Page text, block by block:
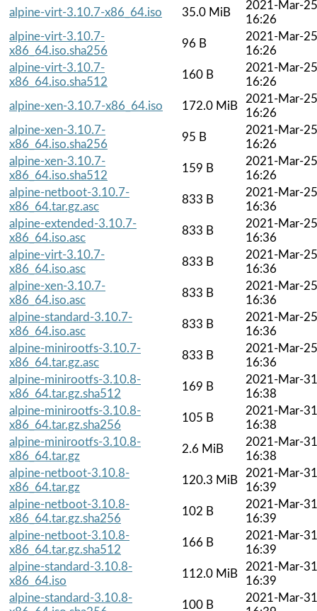
alpine-virt-3.10.7-x86_64.iso 35.0 MiB
2021-Mar-25
16:26
alpine-virt-3.10.7-
x86_64.iso.sha256
96 B
2021-Mar-25
16:26
alpine-virt-3.10.7-
x86_64.iso.sha512
160 B
2021-Mar-25
16:26
alpine-xen-3.10.7-x86_64.iso
172.0 MiB
2021-Mar-25
16:26
alpine-xen-3.10.7-
x86_64.iso.sha256
95 B
2021-Mar-25
16:26
alpine-xen-3.10.7-
x86_64.iso.sha512
159 B
2021-Mar-25
16:26
alpine-netboot-3.10.7-
x86_64.tar.gz.asc
833 B
2021-Mar-25
16:36
alpine-extended-3.10.7-
x86_64.iso.asc
833 B
2021-Mar-25
16:36
alpine-virt-3.10.7-
x86_64.iso.asc
833 B
2021-Mar-25
16:36
alpine-xen-3.10.7-
x86_64.iso.asc
833 B
2021-Mar-25
16:36
alpine-standard-3.10.7-
x86_64.iso.asc
833 B
2021-Mar-25
16:36
alpine-minirootfs-3.10.7-
x86_64.tar.gz.asc
833 B
2021-Mar-25
16:36
alpine-minirootfs-3.10.8-
x86_64.tar.gz.sha512
169 B
2021-Mar-31
16:38
alpine-minirootfs-3.10.8-
x86_64.tar.gz.sha256
105 B
2021-Mar-31
16:38
alpine-minirootfs-3.10.8-
x86_64.tar.gz
2.6 MiB
2021-Mar-31
16:38
alpine-netboot-3.10.8-
x86_64.tar.gz
120.3 MiB
2021-Mar-31
16:39
alpine-netboot-3.10.8-
x86_64.tar.gz.sha256
102 B
2021-Mar-31
16:39
alpine-netboot-3.10.8-
x86_64.tar.gz.sha512
166 B
2021-Mar-31
16:39
alpine-standard-3.10.8-
x86_64.iso
112.0 MiB
2021-Mar-31
16:39
alpine-standard-3.10.8-
100 B
2021-Mar-31